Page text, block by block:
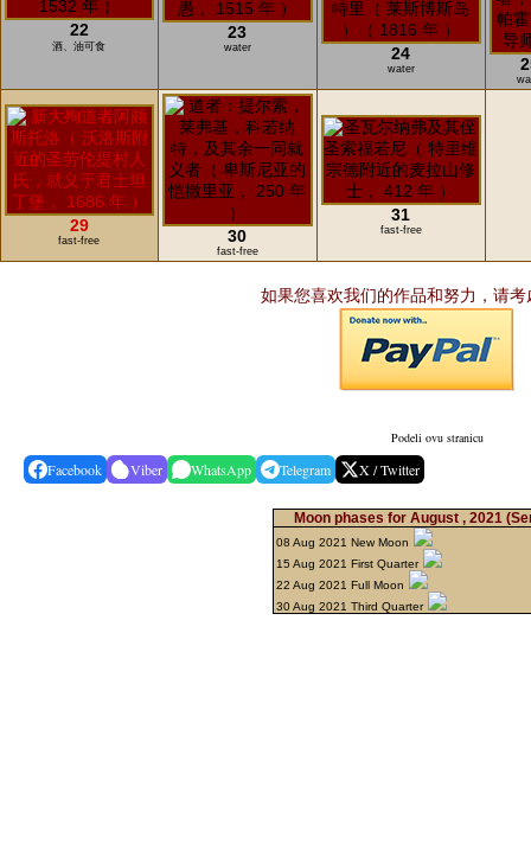
22
酒、油可食
23
water 24
water
29
fast-free 30
fast-free
31
fast-free
如果您喜欢我们的作品和努力，请考
Podeli ovu stranicu
Facebook Viber WhatsApp Telegram X / Twitter
Moon phases for August , 2021
08 Aug 2021 New Moon
15 Aug 2021 First Quarter
22 Aug 2021 Full Moon
30 Aug 2021 Third Quarter